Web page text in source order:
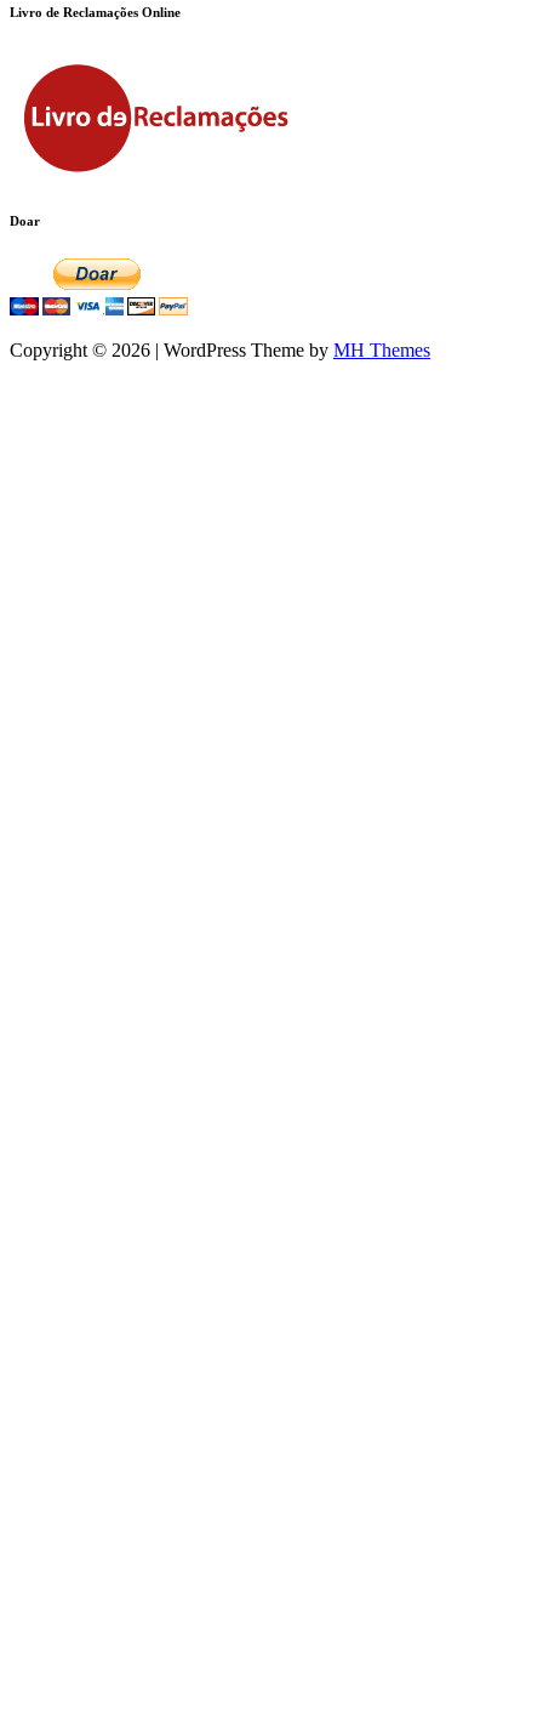
Livro de Reclamações Online
Doar
Copyright © 2026 | WordPress Theme by MH Themes